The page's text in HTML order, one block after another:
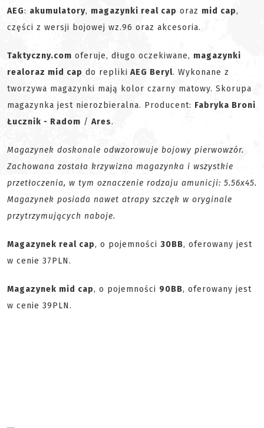
AEG: akumulatory, magazynki real cap oraz mid cap,
części z wersji bojowej wz.96 oraz akcesoria.
Taktyczny.com oferuje, długo oczekiwane, magazynki
realoraz mid cap do repliki AEG Beryl. Wykonane z
tworzywa magazynki mają kolor czarny matowy. Skorupa
magazynka jest nierozbieralna. Producent: Fabryka Broni
Łucznik - Radom / Ares.
Magazynek doskonale odwzorowuje bojowy pierwowzór.
Zachowana została krzywizna magazynka i wszystkie
przetłoczenia, w tym oznaczenie rodzaju amunicji: 5.56x45.
Magazynek posiada nawet atrapy szczęk w oryginale
przytrzymujących naboje.
Magazynek real cap, o pojemności 30BB, oferowany jest
w cenie 37PLN.
Magazynek mid cap, o pojemności 90BB, oferowany jest
w cenie 39PLN.